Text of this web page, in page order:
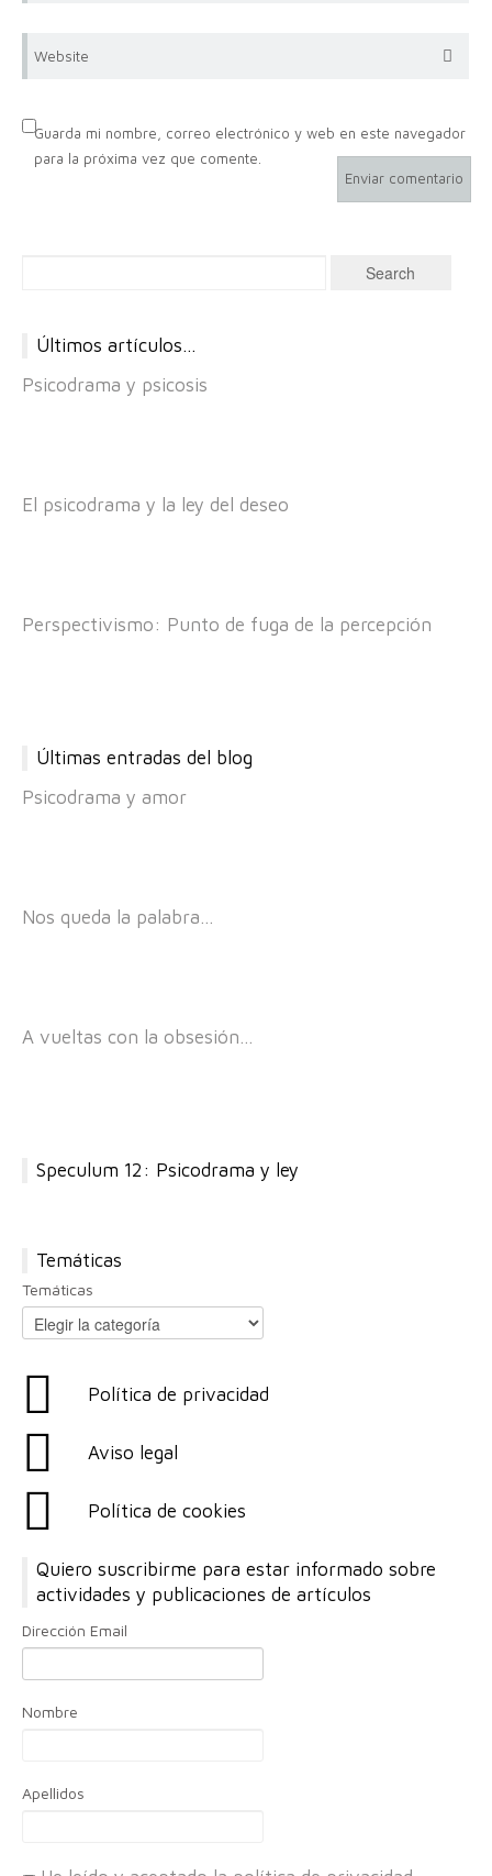
Website
Guarda mi nombre, correo electrónico y web en este navegador
para la próxima vez que comente.
Últimos artículos…
Psicodrama y psicosis
El psicodrama y la ley del deseo
Perspectivismo: Punto de fuga de la percepción
Últimas entradas del blog
Psicodrama y amor
Nos queda la palabra…
A vueltas con la obsesión…
Speculum 12: Psicodrama y ley
Temáticas
Temáticas
Política de privacidad
Aviso legal
Política de cookies
Quiero suscribirme para estar informado sobre
actividades y publicaciones de artículos
Dirección Email
Nombre
Apellidos